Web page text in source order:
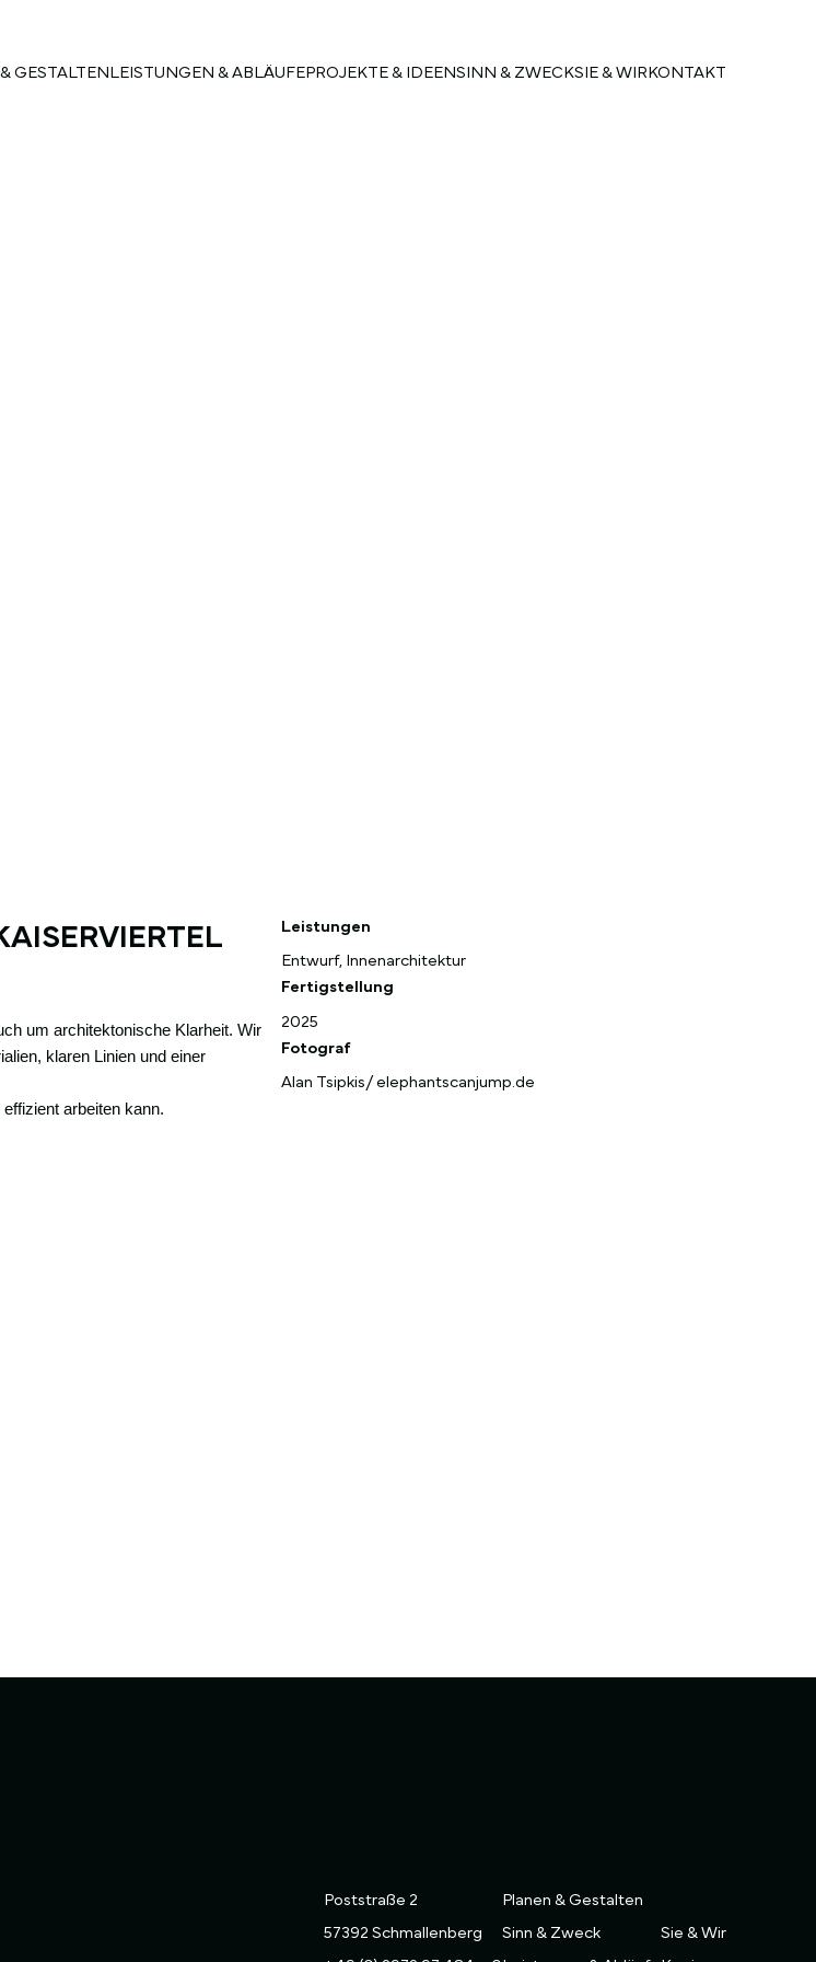
GESTALTENLEISTUNGEN & ABLÄUFEPROJEKTE & IDEENSINN & ZWECKSIE & WIRKONTAKT
um architektonische Klarheit. Wir
klaren Linien und einer
arbeiten kann.
Leistungen
Entwurf, Innenarchitektur
Fertigstellung
2025
Fotograf
Alan Tsipkis/ elephantscanjump.de
Poststraße 2
57392 Schmallenberg
Planen & Gestalten
Sinn & Zweck
Sie & Wir